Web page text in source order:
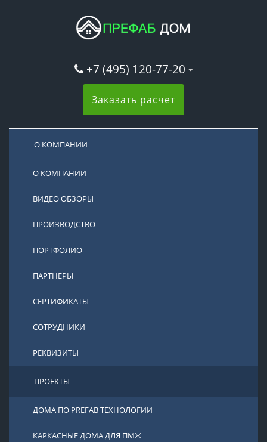
+7 (495) 120-77-20
Заказать расчет
О КОМПАНИИ
О КОМПАНИИ
ВИДЕО ОБЗОРЫ
ПРОИЗВОДСТВО
ПОРТФОЛИО
ПАРТНЕРЫ
СЕРТИФИКАТЫ
СОТРУДНИКИ
РЕКВИЗИТЫ
ПРОЕКТЫ
ДОМА ПО PREFAB ТЕХНОЛОГИИ
КАРКАСНЫЕ ДОМА ДЛЯ ПМЖ